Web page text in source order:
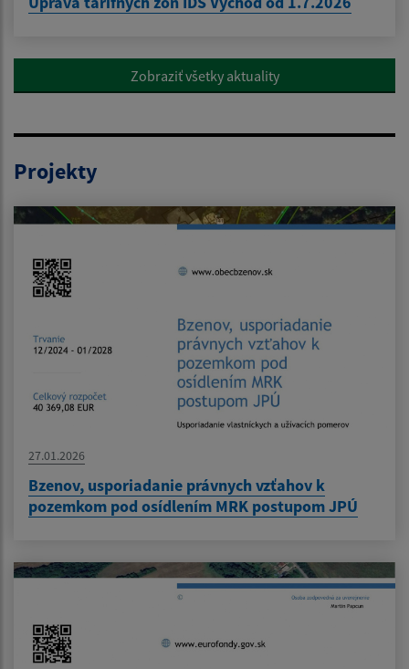
Zobraziť všetky aktuality
Projekty
27.01.2026
Bzenov, usporiadanie právnych vzťahov k
pozemkom pod osídlením MRK postupom JPÚ